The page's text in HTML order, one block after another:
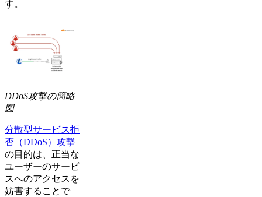
す。
DDoS攻撃の簡略
図
分散型サービス拒
否（DDoS）攻撃
の目的は、正当な
ユーザーのサービ
スへのアクセスを
妨害することで